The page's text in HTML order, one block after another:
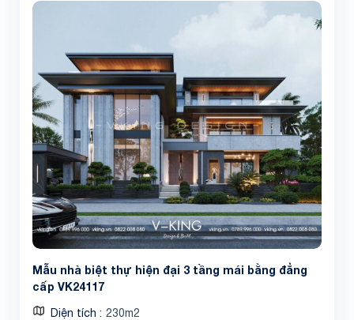
Mẫu nhà biệt thự hiện đại 3 tầng mái bằng đẳng
cấp VK24117
Diện tích 230m2